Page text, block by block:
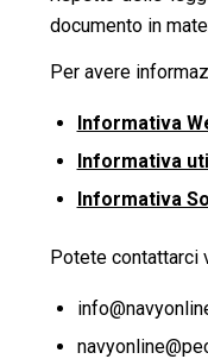
documento in
Per avere
Informativa
Informativa
Informativa
Potete contattarci